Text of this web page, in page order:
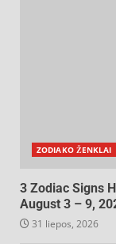
ZODIAKO ŽENKLAI
3 Zodiac Signs
August 3 – 9,
31 liepos, 2026